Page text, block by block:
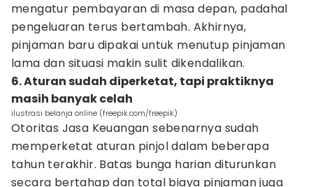
mengatur pembayaran di masa depan, padahal
pengeluaran terus bertambah. Akhirnya,
pinjaman baru dipakai untuk menutup pinjaman
lama dan situasi makin sulit dikendalikan.
6. Aturan sudah diperketat, tapi praktiknya
masih banyak celah
ilustrasi belanja online (freepik.com/freepik)
Otoritas Jasa Keuangan sebenarnya sudah
memperketat aturan pinjol dalam beberapa
tahun terakhir. Batas bunga harian diturunkan
secara bertahap dan total biaya pinjaman juga